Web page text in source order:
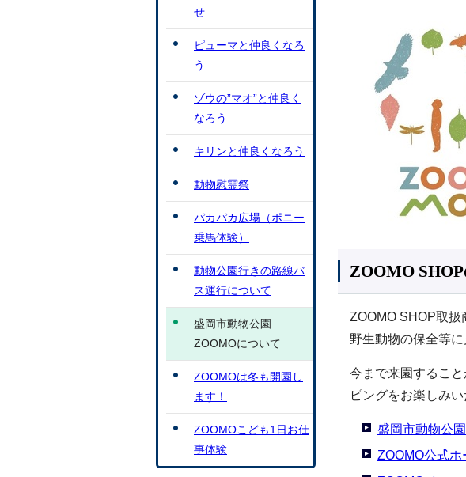
ZOOMO
ZOOMO SHOP取
野生動物の保全等
今まで来園するこ
ピングをお楽しみ
盛岡市動物公
ZOOMO公式ホ
せ
ピューマと仲良くなろ
う
ゾウの”マオ”と仲良く
なろう
キリンと仲良くなろう
動物慰霊祭
パカパカ広場（ポニー
乗馬体験）
動物公園行きの路線バ
ス運行について
盛岡市動物公園
ZOOMOについて
ZOOMOは冬も開園し
ます！
ZOOMOこども1日お仕
事体験